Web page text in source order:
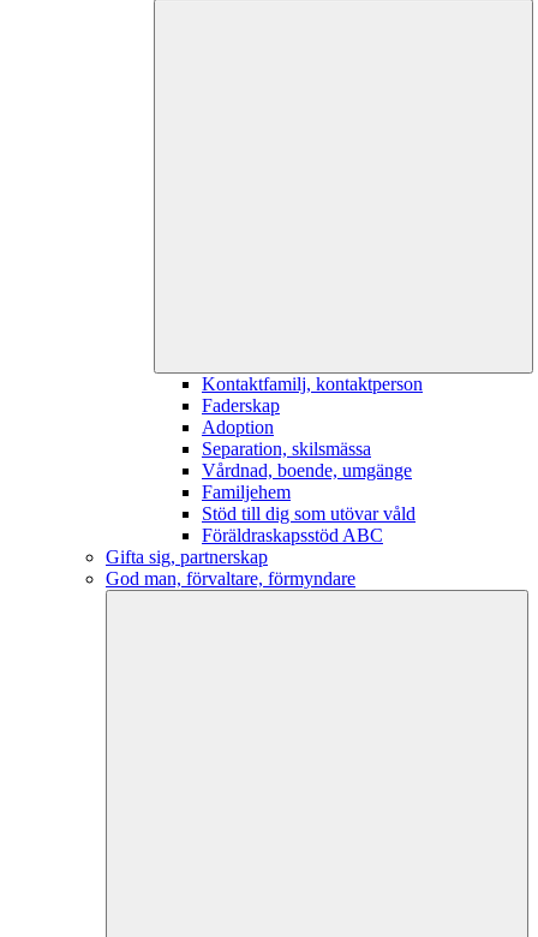
Kontaktfamilj, kontaktperson
Faderskap
Adoption
Separation, skilsmässa
Vårdnad, boende, umgänge
Familjehem
Stöd till dig som utövar våld
Föräldraskapsstöd ABC
Gifta sig, partnerskap
God man, förvaltare, förmyndare